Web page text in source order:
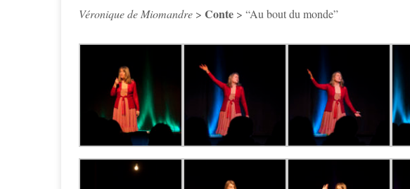
Véronique de Miomandre > Conte > “Au bout du monde”